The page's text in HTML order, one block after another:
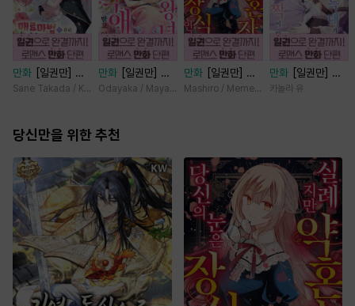
만화
[일권만] 매
료 마법에 걸린 척
사랑꾼이 되었습니
Sane Takada / Koki Fuyutsuki
만화
[일권만] 잊
혀진 왕녀지만 정
니다 [단행본]
Odayaka / Maya Koike
만화
[일권만] 실
례지만 약혼자님,
Mashiro / Memeko
만화
[일권만] 죽
을 뻔한 늑대가 운
카놀라 유
당신만을 위한 추천